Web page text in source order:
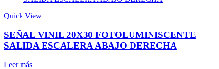
Quick View
SEÑAL VINIL 20X30 FOTOLUMINISCENTE
SALIDA ESCALERA ABAJO DERECHA
Leer más